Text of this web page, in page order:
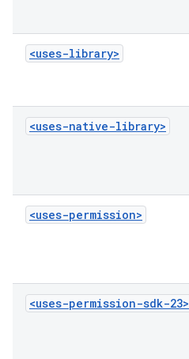
<uses-library>
<uses-native-library>
<uses-permission>
<uses-permission-sdk-23>